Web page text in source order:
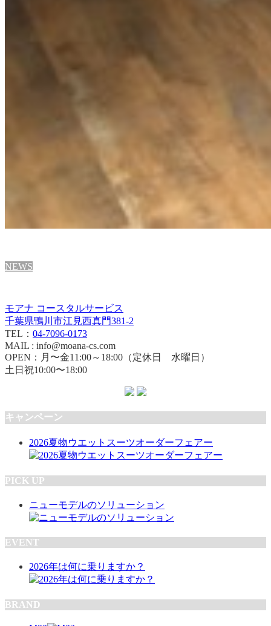
NEWS
モアナ コースタルサービス
千葉県鴨川市江見西真門381-2
TEL： 04-7096-0173
MAIL : info@moana-cs.com
OPEN：月〜金11:00～18:00（定休日 水曜日）
土日祝10:00〜18:00
キャンペーン
2026夏物ウエットスーツオーダーフェアー
PICK UP
ニューモデルのソリューション
EVENT
2026年は何に乗りますか？
BRAND